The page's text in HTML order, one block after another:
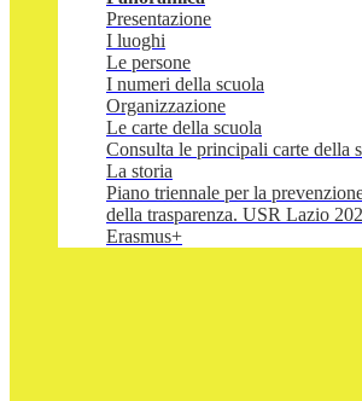
Presentazione
I luoghi
Le persone
I numeri della scuola
Organizzazione
Le carte della scuola
Consulta le principali carte della
La storia
Piano triennale per la
della trasparenza. USR Lazio
Erasmus+